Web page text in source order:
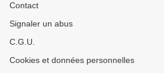
Contact
Signaler un abus
C.G.U.
Cookies et données personnelles